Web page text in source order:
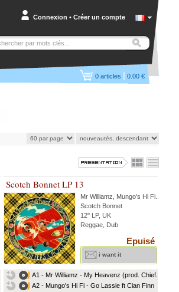
Connexion • Créer un compte
0 articles | 0.00 €
Scotch Bonnet LP 13
Mr Williamz Mungo's Hi Fi
Scotch Bonnet
12'' LP, UK
Reggae, Dub
Epuisé
i want it
A1 - Mr Williamz - My Heavenz (prod. Chief...
A2 - Mungo's Hi Fi - Go Lassie ft Cian Finn